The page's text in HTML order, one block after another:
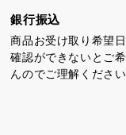
銀行振込
商品お受け取り希望
確認ができないとご
んのでご理解ください